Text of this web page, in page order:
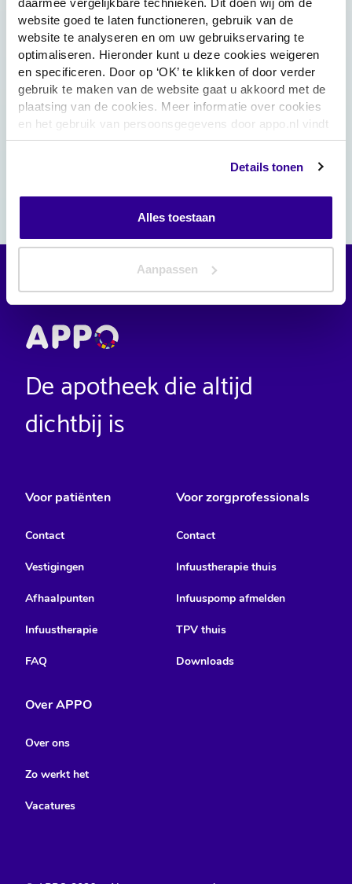
website goed te laten functioneren, gebruik van de
website te analyseren en om uw gebruikservaring te
optimaliseren. Hieronder kunt u deze cookies weigeren
en specificeren. Door op ‘OK’ te klikken of door verder
gebruik te maken van de website gaat u akkoord met de
plaatsing van de cookies. Meer informatie over cookies
en het gebruik van persoonsgegevens door appo.nl vindt
uhier
Details tonen
Alles toestaan
Aanpassen
Werkt APPO met mijn zorgverzekeraar?
Hoe doet APPO de medicatiebewaking?
De apotheek die altijd
dichtbij is
Voor patiënten
Contact
Vestigingen
Afhaalpunten
Infuustherapie
FAQ
Voor zorgprofessionals
Contact
Infuustherapie thuis
Infuuspomp afmelden
TPV thuis
Downloads
Over APPO
Over ons
Zo werkt het
Vacatures